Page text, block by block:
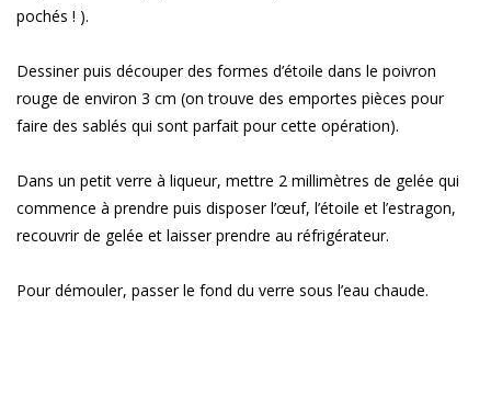
pochés ! ).
Dessiner puis découper des formes d’étoile dans le poivron
rouge de environ 3 cm (on trouve des emportes pièces pour
faire des sablés qui sont parfait pour cette opération).
Dans un petit verre à liqueur, mettre 2 millimètres de gelée qui
commence à prendre puis disposer l’œuf, l’étoile et l’estragon,
recouvrir de gelée et laisser prendre au réfrigérateur.
Pour démouler, passer le fond du verre sous l’eau chaude.